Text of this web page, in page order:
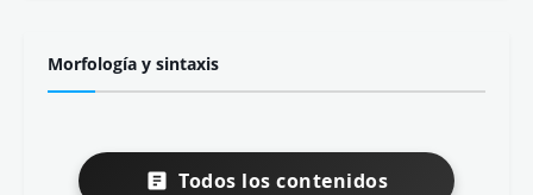
Morfología y sintaxis
Todos los contenidos